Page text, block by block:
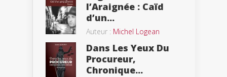
l’Araignée : Caïd
d’un...
Auteur : Michel Logean
Dans Les Yeux Du
Procureur,
Chronique...